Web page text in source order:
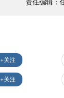
责任编辑：
+关注
+关注